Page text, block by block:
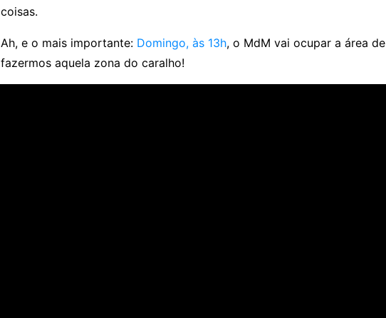
coisas.
Ah, e o mais importante: Domingo, às 13h, o MdM vai ocupar a área
fazermos aquela zona do caralho!